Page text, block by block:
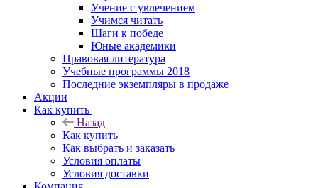
Учение с увлечением
Учимся читать
Шаги к победе
Юные академики
Правовая литература
Учебные программы 2018
Последние экземпляры в продаже
Акции
Как купить
Назад
Как купить
Как выбрать и заказать
Условия оплаты
Условия доставки